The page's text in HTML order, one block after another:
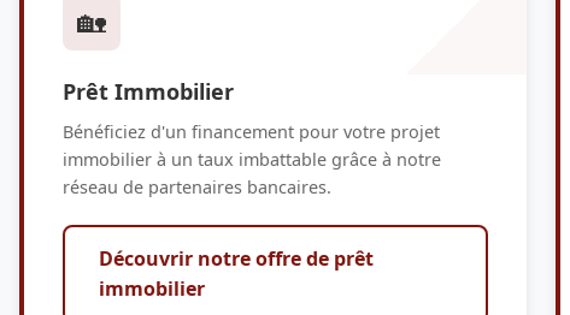
🏡
Prêt Immobilier
Bénéficiez d'un financement pour votre projet
immobilier à un taux imbattable grâce à notre
réseau de partenaires bancaires.
Découvrir notre offre de prêt
immobilier